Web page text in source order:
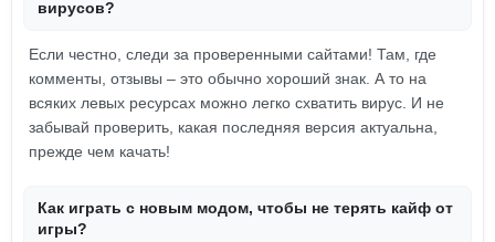
вирусов?
Если честно, следи за проверенными сайтами! Там, где
комменты, отзывы – это обычно хороший знак. А то на
всяких левых ресурсах можно легко схватить вирус. И не
забывай проверить, какая последняя версия актуальна,
прежде чем качать!
Как играть с новым модом, чтобы не терять кайф от
игры?